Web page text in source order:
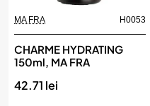
MA FRA H0053
CHARME HYDRATING
150ml, MA FRA
42.71 lei